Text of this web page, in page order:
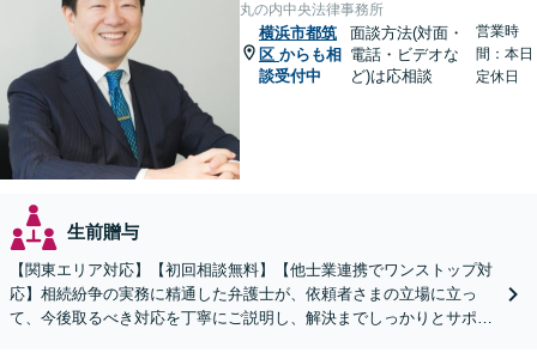
丸の内中央法律事務所
横浜市都筑
区 からも相
談受付中
面談方法(対面・
電話・ビデオな
ど)は応相談
営業時
間：本日
定休日
生前贈与
【関東エリア対応】【初回相談無料】【他士業連携でワンストップ対
応】相続紛争の実務に精通した弁護士が、依頼者さまの立場に立っ
て、今後取るべき対応を丁寧にご説明し、解決までしっかりとサポー